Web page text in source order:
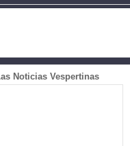
Noticias Vespertinas